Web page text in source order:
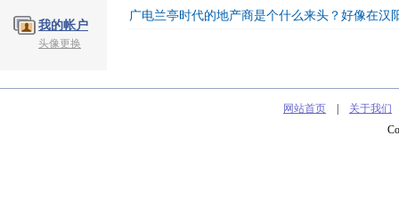
我的帐户
头像更换
广电兰亭时代的地产商是个什么来头？好像在汉
网站首页 关于我们